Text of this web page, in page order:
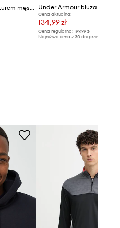
Under Armour bluza z kapturem męska z bawełną Essential Fleece
Cena aktualna:
134,99 zł
Cena regularna: 199,99 zł
Najniższa cena z 30 dni przed obniżką: